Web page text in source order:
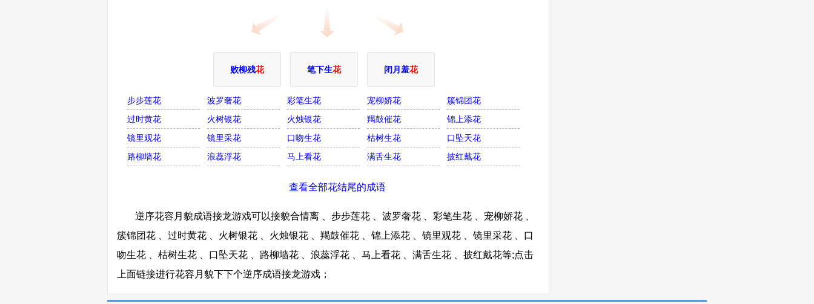
败柳残花 笔下生花 闭月羞花
步步莲花 波罗奢花 彩笔生花 宠柳娇花
簇锦团花
过时黄花
火树银花 火烛银花 羯鼓催花
锦上添花
镜里观花
镜里采花 口吻生花 枯树生花
口坠天花
路柳墙花
浪蕊浮花 马上看花 满舌生花 披红戴花
查看全部花结尾的成语
逆序花容月貌成语接龙游戏可以接貌合情离 、步步莲花 、波罗奢花 、彩笔生花 、宠柳娇花 、
簇锦团花 、过时黄花 、火树银花 、火烛银花 、羯鼓催花 、锦上添花 、镜里观花 、镜里采花 、口
吻生花 、枯树生花 、口坠天花 、路柳墙花 、浪蕊浮花 、马上看花 、满舌生花 、披红戴花等;点击
上面链接进行花容月貌下下个逆序成语接龙游戏；